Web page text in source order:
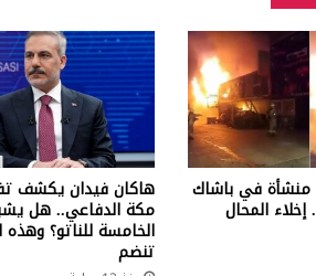
منشأة في باشاك
المحال
هاكان فيدان يكشف
مكة الدفاعي.. هل
الخامسة للناتو؟ وهذه
تنضم